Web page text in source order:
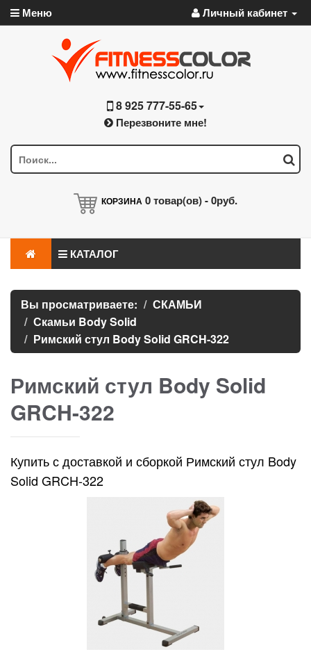
Меню Личный кабинет
8 925 777-55-65
Перезвоните мне!
КОРЗИНА 0товар(ов) -0руб.
КАТАЛОГ
Вы просматриваете:
СКАМЬИ
Скамьи Body Solid
Римский стул Body Solid GRCH-322
Римский стул Body Solid
GRCH-322
Купить с доставкой и сборкой Римский стул Body
Solid GRCH-322